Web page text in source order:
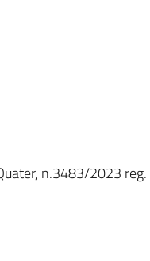
n.3483/2023